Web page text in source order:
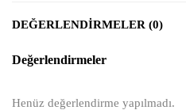
DEĞERLENDIRMELER (0)
Değerlendirmeler
Henüz değerlendirme yapılmadı.